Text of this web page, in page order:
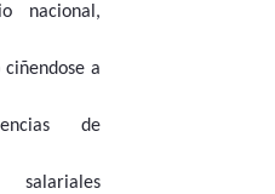
nacional,
a
de